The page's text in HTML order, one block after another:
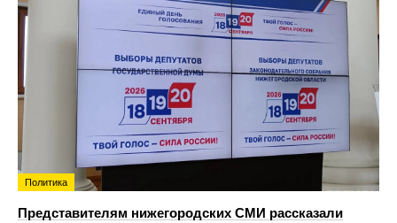
Политика
Представителям нижегородских СМИ рассказали